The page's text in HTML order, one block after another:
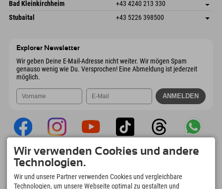
Österreich
Buchen
Österreich
Buchen
Bad Kleinkirchheim +43 4240 213 330
Dorfstraße 24
9546 Bad Kleinkirchheim
Adresse speichern
Anreiseinfos
Stubaital +43 5226 398500
Explorer Newsletter
Wir geben Deine E-Mail-Adresse nicht weiter. Wir mögen Spam
genauso wenig wie Du. Versprochen! Eine Abmeldung ist jederzeit
möglich.
Explorer App
Upload Deiner #ExplorerMoments, Mein
Explorer To Go mit Buchungsübersicht,
Wir verwenden Cookies und andere
Technologien.
Wir und unsere Partner verwenden Cookies und vergleichbare
Technologien, um unsere Webseite optimal zu gestalten und